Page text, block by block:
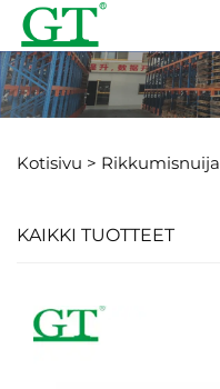
Kotisivu > Rikkumisnuija
KAIKKI TUOTTEET